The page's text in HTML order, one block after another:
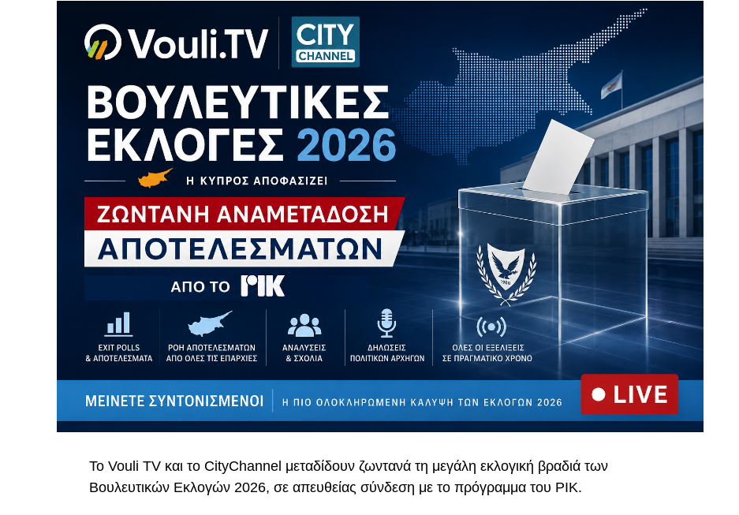
Το Vouli TV και το CityChannel μεταδίδουν ζωντανά τη μεγάλη εκλογική βραδιά των
Βουλευτικών Εκλογών 2026, σε απευθείας σύνδεση με το πρόγραμμα του ΡΙΚ.